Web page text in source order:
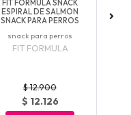
FIT FORMULA SNACK
ESPIRAL DE SALMON
SNACK PARA PERROS
snack para perros
FIT FORMULA
$ 12.900
$ 12.126